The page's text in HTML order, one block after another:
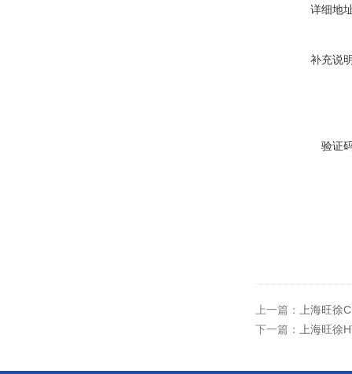
详细地
补充说
验证
上一篇：
上海旺徐
下一篇：
上海旺徐